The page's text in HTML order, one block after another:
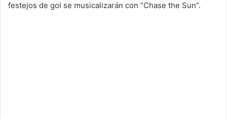
festejos de gol se musicalizarán con “Chase the Sun”.